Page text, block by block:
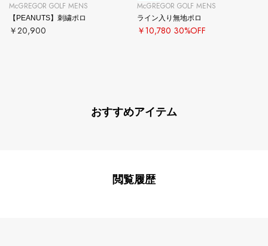
McGREGOR GOLF MENS
【PEANUTS】刺繍ポロ
￥20,900
McGREGOR GOLF MENS
ライン入り無地ポロ
￥10,780 30%OFF
おすすめアイテム
閲覧履歴